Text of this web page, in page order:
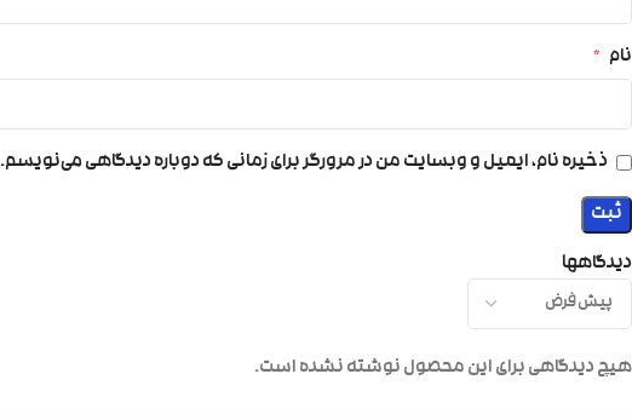
دیدگاهها
هیچ دیدگاهی برای این محصول نوشته نشده است.
نام *
ذخیره نام، ایمیل و وبسایت من در مرورگر برای زمانی که دوباره دیدگاهی می‌نویسم.